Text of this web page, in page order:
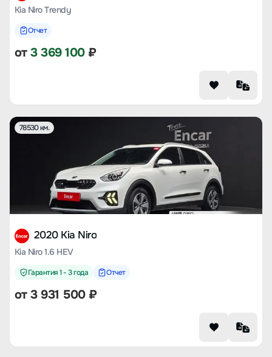
Kia Niro Trendy
Отчет
от3 369 100₽
78530 км.
2020 Kia Niro
Kia Niro 1.6 HEV
Гарантия 1 - 3 года Отчет
от3 931 500₽